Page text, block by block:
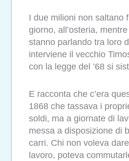
I due milioni non saltano
giorno, all’osteria,
stanno parlando tra loro
interviene il vecchio
con la legge del ’68 si
E racconta che c’era
1868 che tassava i
soldi, ma a giornate di
messa a disposizione di
carri. Chi non voleva
lavoro, poteva